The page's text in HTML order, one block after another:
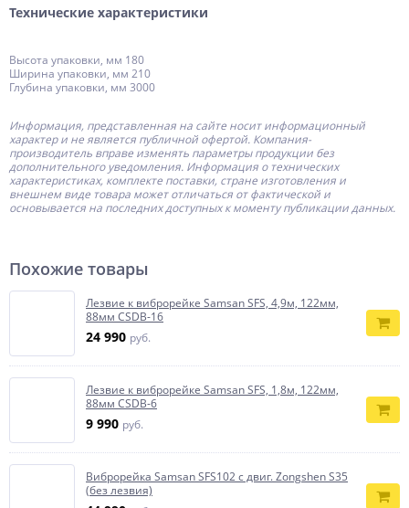
Технические характеристики
Высота упаковки, мм 180
Ширина упаковки, мм 210
Глубина упаковки, мм 3000
Информация, представленная на сайте носит информационный
характер и не является публичной офертой. Компания-
производитель вправе изменять параметры продукции без
дополнительного уведомления. Информация о технических
характеристиках, комплекте поставки, стране изготовления и
внешнем виде товара может отличаться от фактической и
основывается на последних доступных к моменту публикации данных.
Похожие товары
Лезвие к виброрейке Samsan SFS, 4,9м, 122мм,
88мм CSDB-16
24 990 руб.
Лезвие к виброрейке Samsan SFS, 1,8м, 122мм,
88мм CSDB-6
9 990 руб.
Виброрейка Samsan SFS102 с двиг. Zongshen S35
(без лезвия)